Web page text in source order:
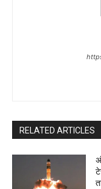
RELATED ARTICLES